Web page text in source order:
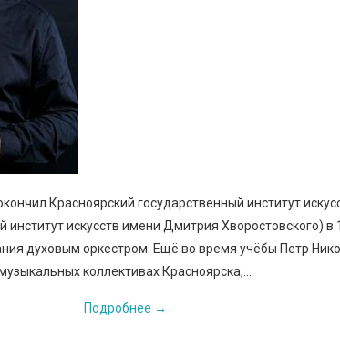
Красноярский государственный институт
институт искусств имени Дмитрия Хворостовского) в
духовым оркестром. Ещё во время учёбы Петр
коллективах Красноярска,…
Подробнее →